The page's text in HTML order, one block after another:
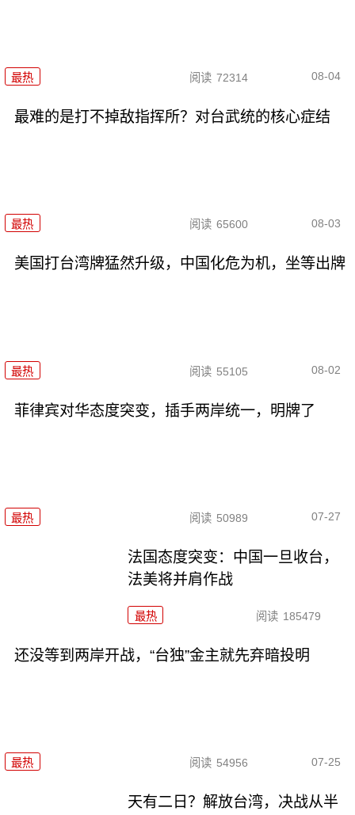
最热 阅读 72314 08-04
最难的是打不掉敌指挥所？对台武统的核心症结
最热 阅读 65600 08-03
美国打台湾牌猛然升级，中国化危为机，坐等出牌
最热 阅读 55105 08-02
菲律宾对华态度突变，插手两岸统一，明牌了
最热 阅读 50989 07-27
法国态度突变：中国一旦收台，
法美将并肩作战
最热 阅读 185479
还没等到两岸开战，“台独”金主就先弃暗投明
最热 阅读 54956 07-25
天有二日？解放台湾，决战从半